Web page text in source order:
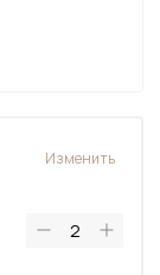
Изменить